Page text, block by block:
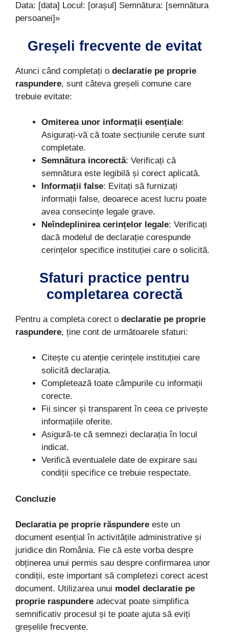
Data: [data] Locul: [orașul] Semnătura: [semnătura
persoanei]»
Greșeli frecvente de evitat
Atunci când completați o declaratie pe proprie
raspundere, sunt câteva greșeli comune care
trebuie evitate:
Omiterea unor informații esențiale:
Asigurați-vă că toate secțiunile cerute sunt
completate.
Semnătura incorectă: Verificați că
semnătura este legibilă și corect aplicată.
Informații false: Evitați să furnizați
informații false, deoarece acest lucru poate
avea consecințe legale grave.
Neîndeplinirea cerințelor legale: Verificați
dacă modelul de declarație corespunde
cerințelor specifice instituției care o solicită.
Sfaturi practice pentru
completarea corectă
Pentru a completa corect o declaratie pe proprie
raspundere, ține cont de următoarele sfaturi:
Citește cu atenție cerințele instituției care
solicită declarația.
Completează toate câmpurile cu informații
corecte.
Fii sincer și transparent în ceea ce privește
informațiile oferite.
Asigură-te că semnezi declarația în locul
indicat.
Verifică eventualele date de expirare sau
condiții specifice ce trebuie respectate.
Concluzie
Declaratia pe proprie răspundere este un
document esențial în activitățile administrative și
juridice din România. Fie că este vorba despre
obținerea unui permis sau despre confirmarea unor
condiții, este important să completezi corect acest
document. Utilizarea unui model declaratie pe
proprie raspundere adecvat poate simplifica
semnificativ procesul și te poate ajuta să eviți
greșelile frecvente.